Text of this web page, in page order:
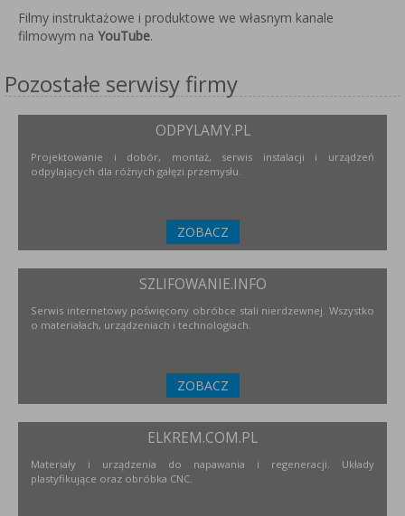
Filmy instruktażowe i produktowe we własnym kanale
filmowym na YouTube.
Pozostałe serwisy firmy
ODPYLAMY.PL
Projektowanie i dobór, montaż, serwis instalacji i urządzeń
odpylających dla różnych gałęzi przemysłu.
ZOBACZ
SZLIFOWANIE.INFO
Serwis internetowy poświęcony obróbce stali nierdzewnej. Wszystko
o materiałach, urządzeniach i technologiach.
ZOBACZ
ELKREM.COM.PL
Materiały i urządzenia do napawania i regeneracji. Układy
plastyfikujące oraz obróbka CNC.